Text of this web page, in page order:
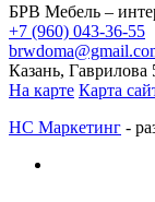
БРВ Мебель –
+7 (960) 043-36-55
Казань,
На карте Карта
НС Маркетинг -